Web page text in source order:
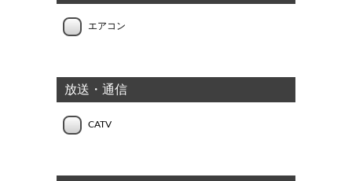
エアコン
放送・通信
CATV